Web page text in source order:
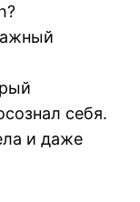
себя.
и даже